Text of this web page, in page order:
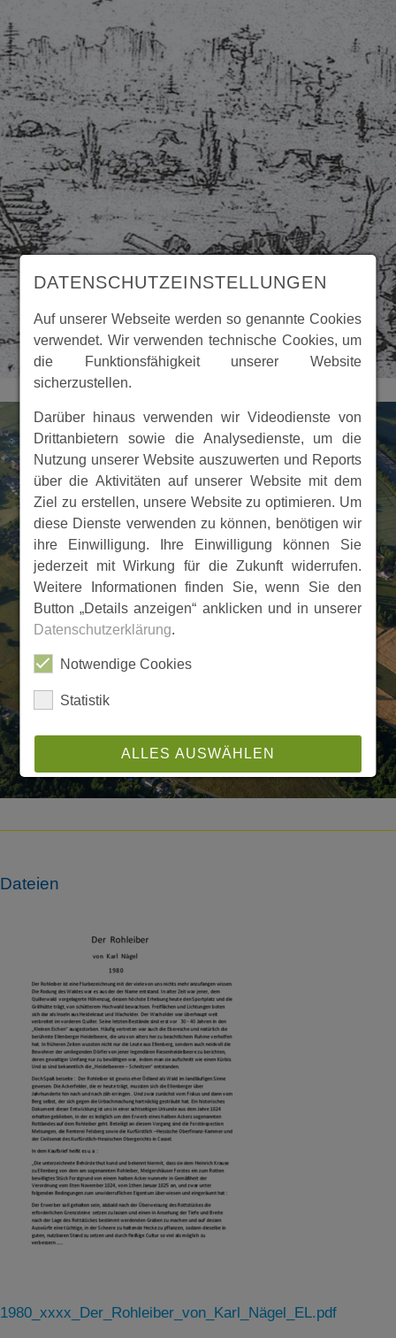
Dateien
1980_xxxx_Der_Rohleiber_von_Karl_Nägel_EL.pdf
DATENSCHUTZEINSTELLUNGEN
Auf unserer Webseite werden so genannte Cookies
verwendet. Wir verwenden technische Cookies, um
die Funktionsfähigkeit unserer Website
sicherzustellen.
Darüber hinaus verwenden wir Videodienste von
Drittanbietern sowie die Analysedienste, um die
Nutzung unserer Website auszuwerten und Reports
über die Aktivitäten auf unserer Website mit dem
Ziel zu erstellen, unsere Website zu optimieren. Um
diese Dienste verwenden zu können, benötigen wir
ihre Einwilligung. Ihre Einwilligung können Sie
jederzeit mit Wirkung für die Zukunft widerrufen.
Weitere Informationen finden Sie, wenn Sie den
Button „Details anzeigen“ anklicken und in unserer
Datenschutzerklärung.
Notwendige Cookies
Statistik
ALLES AUSWÄHLEN
ABLEHNEN